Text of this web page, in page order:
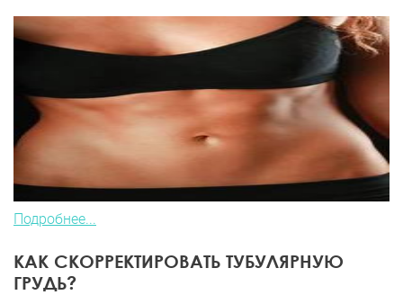
Подробнее...
КАК СКОРРЕКТИРОВАТЬ ТУБУЛЯРНУЮ
ГРУДЬ?